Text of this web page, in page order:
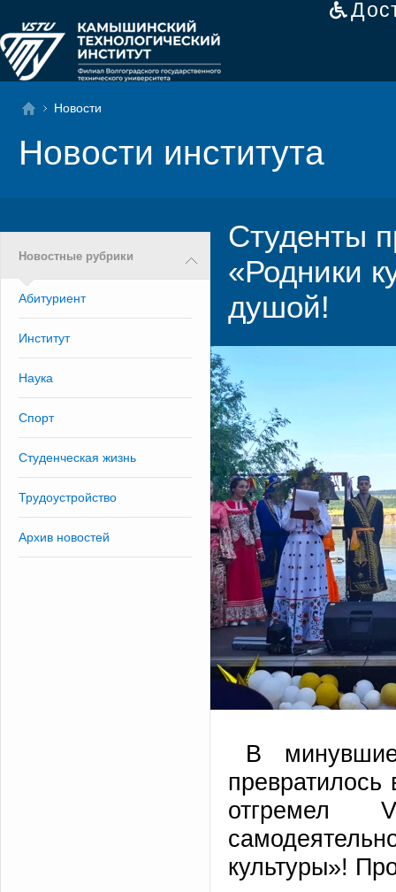
Новости
Новости института
Новостные рубрики
Абитуриент
Институт
Наука
Спорт
Студенческая жизнь
Трудоустройство
Архив новостей
Студенты
«Родники
душой!
В
превратилось
отгремел
культуры»!